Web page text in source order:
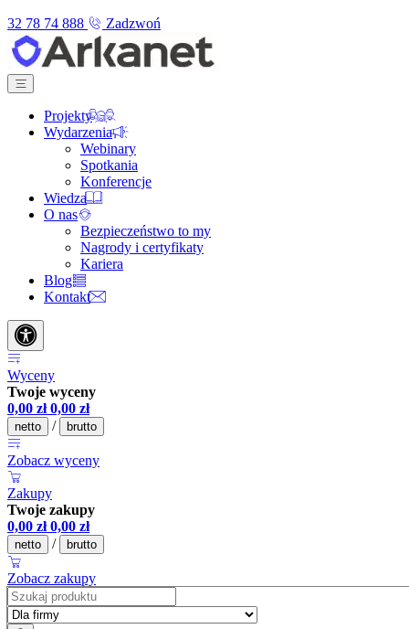
32 78 74 888
Zadzwoń
Projekty
Wydarzenia
Webinary
Spotkania
Konferencje
Wiedza
O nas
Bezpieczeństwo to my
Nagrody i certyfikaty
Kariera
Blog
Kontakt
Wyceny
Twoje wyceny
0,00 zł 0,00 zł
netto / brutto
Zobacz wyceny
Zakupy
Twoje zakupy
0,00 zł 0,00 zł
netto / brutto
Zobacz zakupy